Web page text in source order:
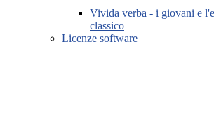
Vivida verba - i giovani e
classico
Licenze software